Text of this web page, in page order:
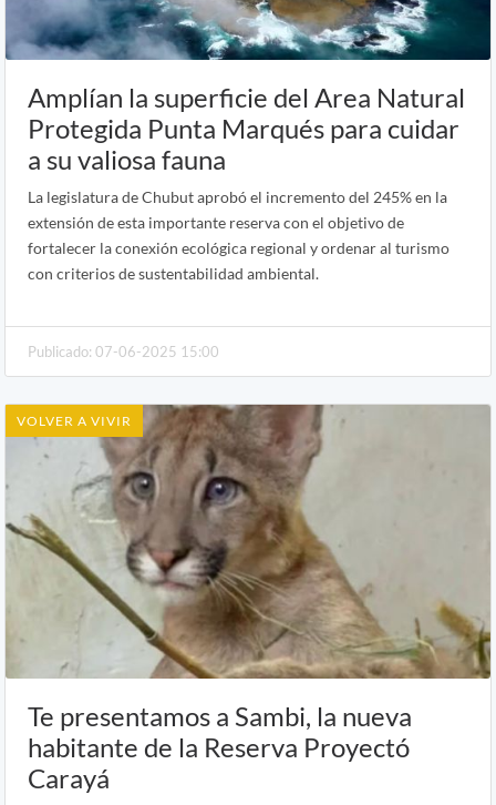
Amplían la superficie del Area Natural
Protegida Punta Marqués para cuidar
a su valiosa fauna
La legislatura de Chubut aprobó el incremento del 245% en la
extensión de esta importante reserva con el objetivo de
fortalecer la conexión ecológica regional y ordenar al turismo
con criterios de sustentabilidad ambiental.
Publicado: 07-06-2025 15:00
VOLVER A VIVIR
Te presentamos a Sambi, la nueva
habitante de la Reserva Proyectó
Carayá